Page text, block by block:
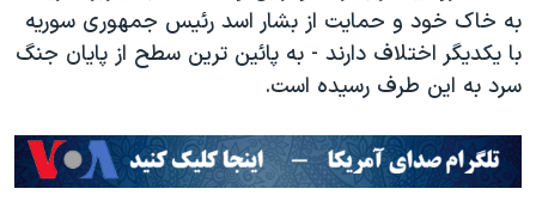
به خاک خود و حمایت از بشار اسد رئیس جمهوری سوریه
با یکدیگر اختلاف دارند - به پائین ترین سطح از پایان جنگ
سرد به این طرف رسیده است.